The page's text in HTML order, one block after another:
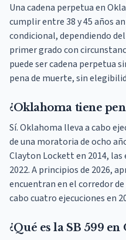
Una cadena perpetua en
cumplir entre 38 y 45 años
condicional, dependiendo
primer grado con
puede ser cadena perpetua
pena de muerte, sin
¿Oklahoma tiene
Sí. Oklahoma lleva a cabo
de una moratoria de ocho
Clayton Lockett en 2014, las
2022. A principios de 2026,
encuentran en el corredor
cabo cuatro ejecuciones en
¿Qué es la SB 599